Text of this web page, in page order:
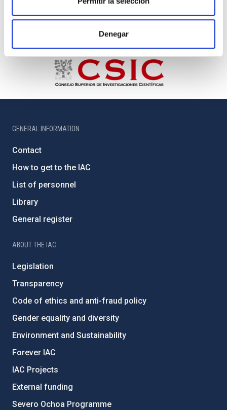
Denegar
GENERAL INFORMATION
Contact
How to get to the IAC
List of personnel
Library
General register
ABOUT THE IAC
Legislation
Transparency
Code of ethics and anti-fraud policy
Gender equality and diversity
Environment and Sustainability
Forever IAC
IAC Projects
External funding
Severo Ochoa Programme